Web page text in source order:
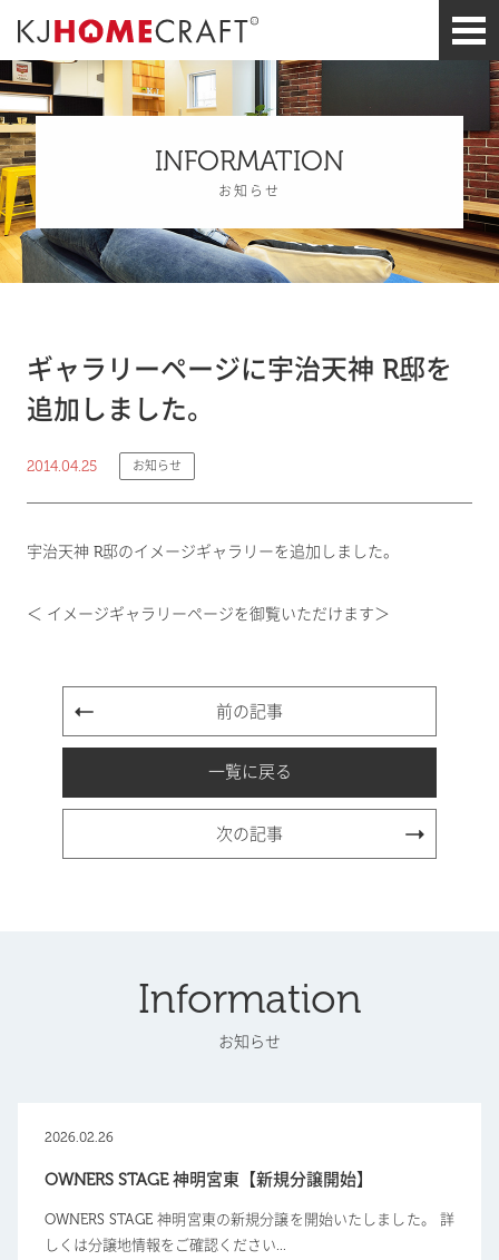
INFORMATION
お知らせ
ギャラリーページに宇治天神 R邸を
追加しました。
2014.04.25 お知らせ
宇治天神 R邸のイメージギャラリーを追加しました。
＜ イメージギャラリーページを御覧いただけます＞
前の記事
一覧に戻る
次の記事
Information
お知らせ
2026.02.26
OWNERS STAGE 神明宮東【新規分譲開始】
OWNERS STAGE 神明宮東の新規分譲を開始いたしました。 詳
しくは分譲地情報をご確認ください...